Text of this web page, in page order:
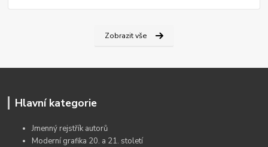
Zobrazit vše
Hlavní kategorie
Jmenný rejstřík autorů
Moderní grafika 20. a 21. století